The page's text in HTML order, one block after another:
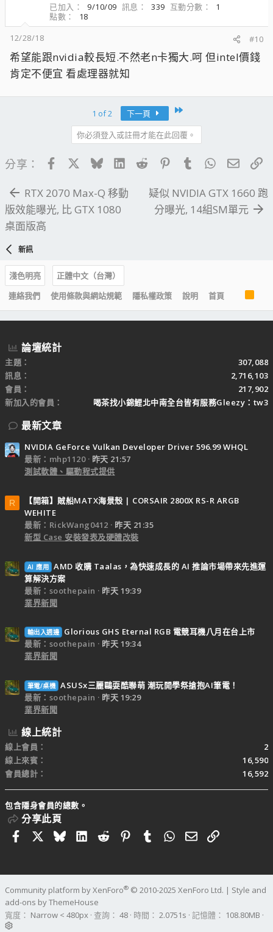
已加入
9/10/09 訊息 339 互動分數
1
點數
18
12/28/18
#10
希望能跟nvidia較長短.不然老n卡獨大.呵 但intel價錢
肯定不便宜 看處理器就知
1 of 2 下一頁
你必須登入或註冊才能在此回覆。
分享： FacebookBlueskyLinkedIn
Reddit PinterestTumblrWhatsApp
電子
RTX 2070 Max-Q 移動
版效能曝光, 比 GTX 1080
桌面版高
疑似 NVIDIA GTX 1660 跑
分曝光, 14組SM單元
新訊
淺色明亮
正體中文（台灣）
連絡我們
使用條款與網站規範 隱私權政策 說明 首頁
R
S
S
論壇統計
主題
307,088
訊息
2,716,103
會員
217,902
新加入的會員
喝茶找小錦鯉北中南全台皆有服務Gleezy：tw3
最新文章
NVIDIA GeForce Vulkan Developer Driver 596.99 WHQL
最新：mhp1120
昨天 21:57
測試軟體、驅動程式提供
R
【開箱】賊船MATX海景殼 | CORSAIR 2800X RS-R ARGB
WEHITE
最新：RickWang0412
昨天 21:35
新型 Case 安裝發表及硬體改裝
AI 應用 AMD 收購 Taalas，為快速成長的 AI 推論市場帶來先進運
算解決方案
最新：soothepain
昨天 19:39
業界新聞
輸出入週邊
Glorious GHS Eternal RGB 電競耳機八月在台上市
最新：soothepain
昨天 19:34
業界新聞
筆電/桌機 ASUSx三麗鷗耍酷聯萌 潮玩開學祭搶抱AI筆電！
最新：soothepain
昨天 19:29
業界新聞
線上統計
線上會員
2
線上來賓
16,590
會員總計
16,592
包含隱身會員的總數。
分享此頁
FacebookBlueskyLinkedIn
RedditPinterestTumblrWhatsApp
電子郵件
連結
Community platform by XenForo® © 2010-2025 XenForo Ltd. | Style and
add-ons by ThemeHouse
寬度
查詢 48 時間 2.0751s 記憶體 108.80MB